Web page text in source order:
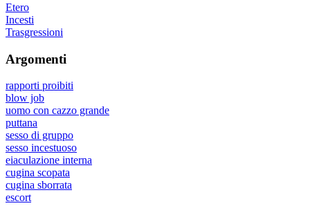
Etero
Incesti
Trasgressioni
Argomenti
rapporti proibiti
blow job
uomo con cazzo grande
puttana
sesso di gruppo
sesso incestuoso
eiaculazione interna
cugina scopata
cugina sborrata
escort